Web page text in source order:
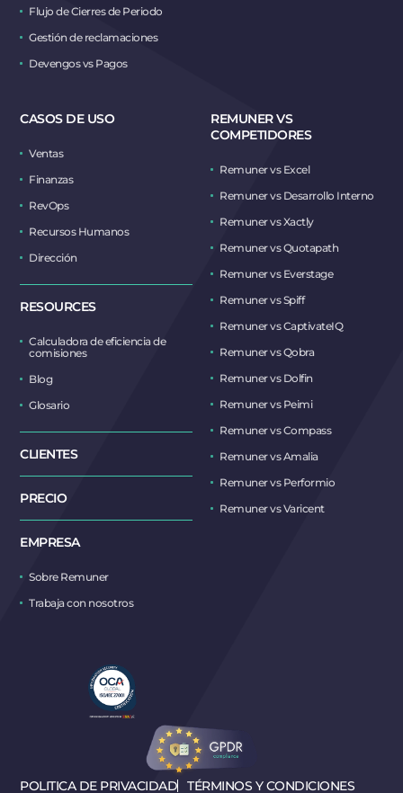
Flujo de Cierres de Periodo
Gestión de reclamaciones
Devengos vs Pagos
CASOS DE USO
Ventas
Finanzas
RevOps
Recursos Humanos
Dirección
RESOURCES
Calculadora de eficiencia de
comisiones
Blog
Glosario
CLIENTES
PRECIO
EMPRESA
Sobre Remuner
Trabaja con nosotros
REMUNER VS
COMPETIDORES
Remuner vs Excel
Remuner vs Desarrollo Interno
Remuner vs Xactly
Remuner vs Quotapath
Remuner vs Everstage
Remuner vs Spiff
Remuner vs CaptivateIQ
Remuner vs Qobra
Remuner vs Dolfin
Remuner vs Peimi
Remuner vs Compass
Remuner vs Amalia
Remuner vs Performio
Remuner vs Varicent
POLITICA DE PRIVACIDAD TÉRMINOS Y CONDICIONES